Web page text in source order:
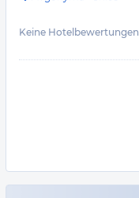
Keine Hotelbewertungen